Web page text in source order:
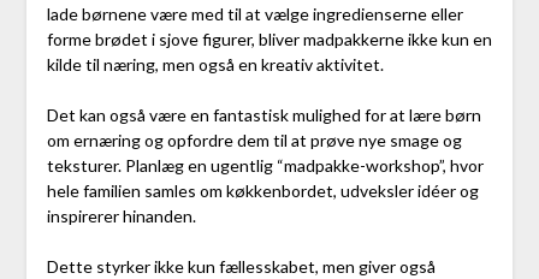
lade børnene være med til at vælge ingredienserne eller
forme brødet i sjove figurer, bliver madpakkerne ikke kun en
kilde til næring, men også en kreativ aktivitet.
Det kan også være en fantastisk mulighed for at lære børn
om ernæring og opfordre dem til at prøve nye smage og
teksturer. Planlæg en ugentlig “madpakke-workshop”, hvor
hele familien samles om køkkenbordet, udveksler idéer og
inspirerer hinanden.
Dette styrker ikke kun fællesskabet, men giver også